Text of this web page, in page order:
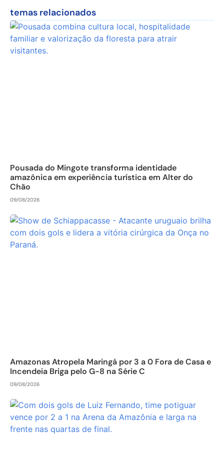
temas relacionados
Pousada do Mingote transforma identidade
amazônica em experiência turística em Alter do
Chão
09/08/2026
Amazonas Atropela Maringá por 3 a 0 Fora de Casa e
Incendeia Briga pelo G-8 na Série C
09/08/2026